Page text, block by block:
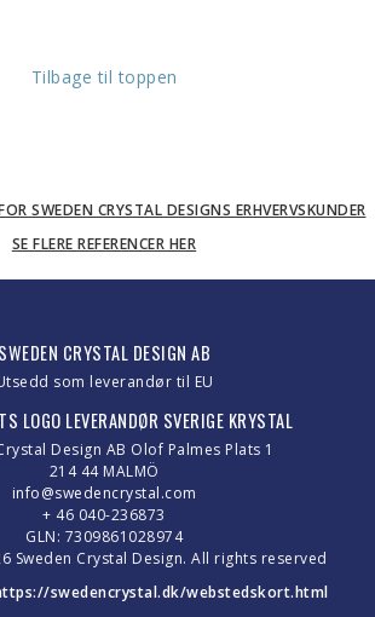
Tilbage til toppen
SE FLERE REFERENCER HER
SWEDEN CRYSTAL DESIGN AB
som leverandør til EU
Design AB Olof Palmes Plats 1
214 44 MALMÖ
info@swedencrystal.com
+ 46 040-236873
GLN: 7309861028974
Sweden Crystal Design. All rights reserved
swedencrystal.dk/webstedskort.html